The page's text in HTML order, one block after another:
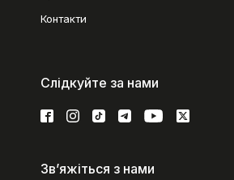
Контакти
Слідкуйте за нами
Зв’яжіться з нами